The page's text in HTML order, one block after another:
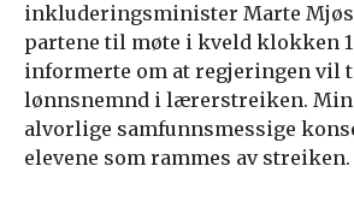
inkluderingsminister Marte Mjøs
partene til møte i kveld klokken
informerte om at regjeringen vil
lønnsnemnd i lærerstreiken.
alvorlige samfunnsmessige
elevene som rammes av streiken.